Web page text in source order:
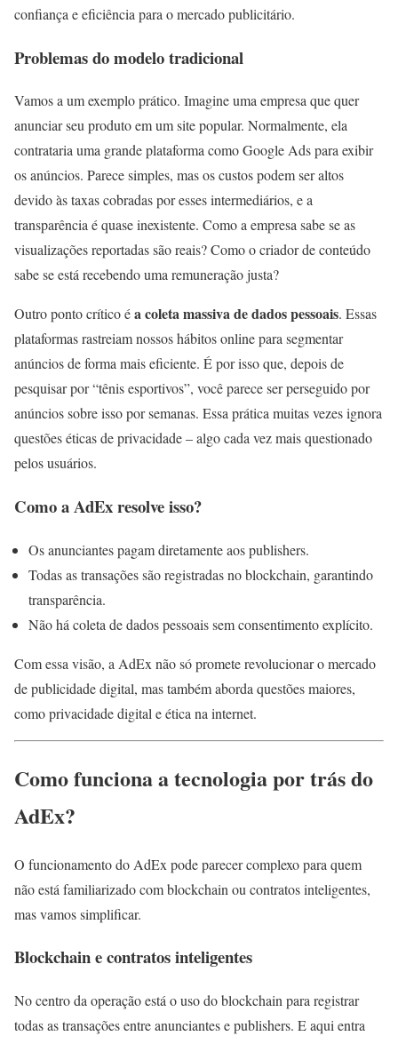
confiança e eficiência para o mercado publicitário.
Problemas do modelo tradicional
Vamos a um exemplo prático. Imagine uma empresa que quer
anunciar seu produto em um site popular. Normalmente, ela
contrataria uma grande plataforma como Google Ads para exibir
os anúncios. Parece simples, mas os custos podem ser altos
devido às taxas cobradas por esses intermediários, e a
transparência é quase inexistente. Como a empresa sabe se as
visualizações reportadas são reais? Como o criador de conteúdo
sabe se está recebendo uma remuneração justa?
Outro ponto crítico éa coleta massiva de dados pessoais. Essas
plataformas rastreiam nossos hábitos online para segmentar
anúncios de forma mais eficiente. É por isso que, depois de
pesquisar por “tênis esportivos”, você parece ser perseguido por
anúncios sobre isso por semanas. Essa prática muitas vezes ignora
questões éticas de privacidade – algo cada vez mais questionado
pelos usuários.
Como a AdEx resolve isso?
Os anunciantes pagam diretamente aos publishers.
Todas as transações são registradas no blockchain, garantindo
transparência.
Não há coleta de dados pessoais sem consentimento explícito.
Com essa visão, a AdEx não só promete revolucionar o mercado
de publicidade digital, mas também aborda questões maiores,
como privacidade digital e ética na internet.
Como funciona a tecnologia por trás do
AdEx?
O funcionamento do AdEx pode parecer complexo para quem
não está familiarizado com blockchain ou contratos inteligentes,
mas vamos simplificar.
Blockchain e contratos inteligentes
No centro da operação está o uso do blockchain para registrar
todas as transações entre anunciantes e publishers. E aqui entra